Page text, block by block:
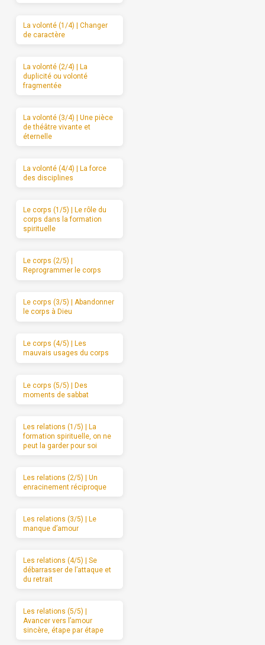
La volonté (1/4) | Changer
de caractère
La volonté (2/4) | La
duplicité ou volonté
fragmentée
La volonté (3/4) | Une pièce
de théâtre vivante et
éternelle
La volonté (4/4) | La force
des disciplines
Le corps (1/5) | Le rôle du
corps dans la formation
spirituelle
Le corps (2/5) |
Reprogrammer le corps
Le corps (3/5) | Abandonner
le corps à Dieu
Le corps (4/5) | Les
mauvais usages du corps
Le corps (5/5) | Des
moments de sabbat
Les relations (1/5) | La
formation spirituelle, on ne
peut la garder pour soi
Les relations (2/5) | Un
enracinement réciproque
Les relations (3/5) | Le
manque d’amour
Les relations (4/5) | Se
débarrasser de l’attaque et
du retrait
Les relations (5/5) |
Avancer vers l’amour
sincère, étape par étape